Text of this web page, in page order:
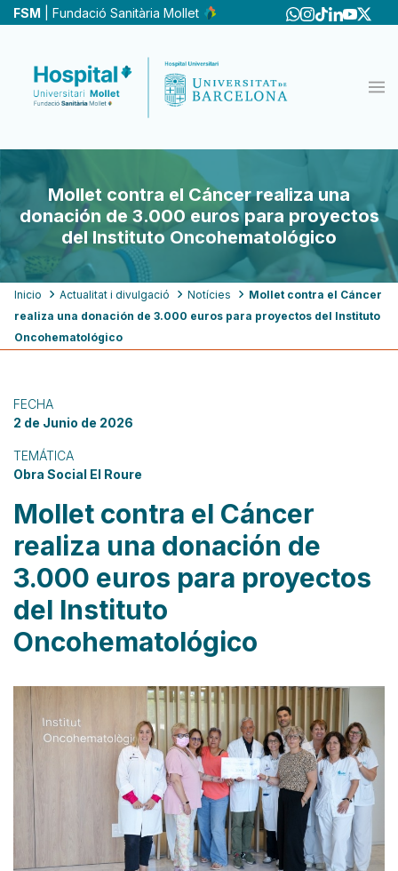
Pasar
principal
FSM | Fundació Sanitària Mollet
Mollet contra el Cáncer realiza una
donación de 3.000 euros para proyectos
del Instituto Oncohematológico
Ruta
de
Inicio Actualitat i divulgació Notícies
Mollet contra el Cáncer
realiza una donación de 3.000 euros para proyectos del Instituto
Oncohematológico
FECHA
2 de Junio de 2026
TEMÁTICA
Obra Social El Roure
Mollet contra el Cáncer
realiza una donación de
3.000 euros para proyectos
del Instituto
Oncohematológico